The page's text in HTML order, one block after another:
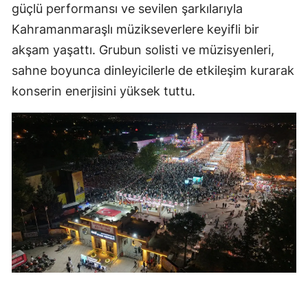
güçlü performansı ve sevilen şarkılarıyla
Kahramanmaraşlı müzikseverlere keyifli bir
akşam yaşattı. Grubun solisti ve müzisyenleri,
sahne boyunca dinleyicilerle de etkileşim kurarak
konserin enerjisini yüksek tuttu.